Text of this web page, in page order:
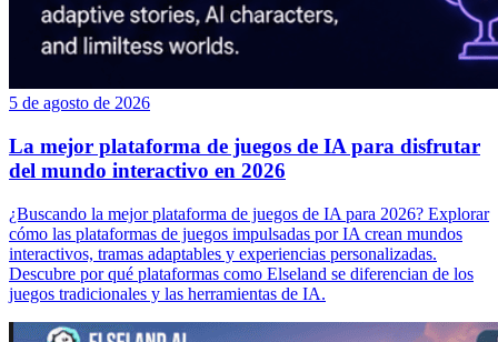
5 de agosto de 2026
La mejor plataforma de juegos de IA para disfrutar
del mundo interactivo en 2026
¿Buscando la mejor plataforma de juegos de IA para 2026? Explorar
cómo las plataformas de juegos impulsadas por IA crean mundos
interactivos, tramas adaptables y experiencias personalizadas.
Descubre por qué plataformas como Elseland se diferencian de los
juegos tradicionales y las herramientas de IA.